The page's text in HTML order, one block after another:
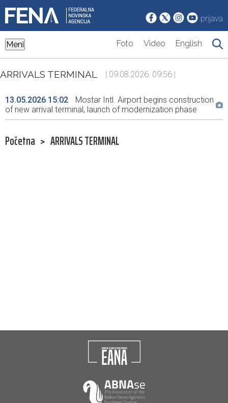
prijava
Meni Foto Video English
ARRIVALS TERMINAL | 09.08.2026. 09:56 |
13.05.2026 15:02
Mostar Intl. Airport begins construction
of new arrival terminal, launch of modernization phase
Početna > ARRIVALS TERMINAL